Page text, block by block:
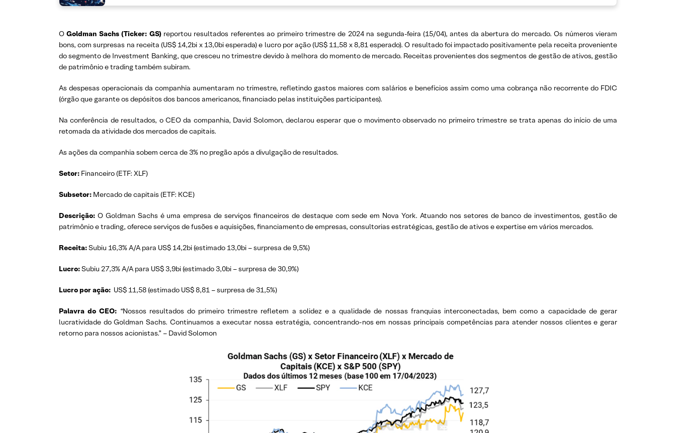
OGoldman Sachs (Ticker: GS)reportou resultados referentes ao primeiro trimestre de 2024 na segunda-feira (15/04), antes da abertura do mercado. Os números vieram
bons, com surpresas na receita (US$ 14,2bi x 13,0bi esperada) e lucro por ação (US$ 11,58 x 8,81 esperado). O resultado foi impactado positivamente pela receita proveniente
do segmento de Investment Banking, que cresceu no trimestre devido à melhora do momento de mercado. Receitas provenientes dos segmentos de gestão de ativos, gestão
de patrimônio e trading também subiram.
As despesas operacionais da companhia aumentaram no trimestre, refletindo gastos maiores com salários e benefícios assim como uma cobrança não recorrente do FDIC
(órgão que garante os depósitos dos bancos americanos, financiado pelas instituições participantes).
Na conferência de resultados, o CEO da companhia, David Solomon, declarou esperar que o movimento observado no primeiro trimestre se trata apenas do início de uma
retomada da atividade dos mercados de capitais.
As ações da companhia sobem cerca de 3% no pregão após a divulgação de resultados.
Setor: Financeiro (ETF: XLF)
Subsetor: Mercado de capitais (ETF: KCE)
Descrição: O Goldman Sachs é uma empresa de serviços financeiros de destaque com sede em Nova York. Atuando nos setores de banco de investimentos, gestão de
patrimônio e trading, oferece serviços de fusões e aquisições, financiamento de empresas, consultorias estratégicas, gestão de ativos e expertise em vários mercados.
Receita:Subiu 16,3% A/A para US$ 14,2bi (estimado 13,0bi – surpresa de 9,5%)
Lucro:Subiu 27,3% A/A para US$ 3,9bi (estimado 3,0bi – surpresa de 30,9%)
Lucro por ação: US$ 11,58 (estimado US$ 8,81 – surpresa de 31,5%)
Palavra do CEO: “Nossos resultados do primeiro trimestre refletem a solidez e a qualidade de nossas franquias interconectadas, bem como a capacidade de gerar
lucratividade do Goldman Sachs. Continuamos a executar nossa estratégia, concentrando-nos em nossas principais competências para atender nossos clientes e gerar
retorno para nossos acionistas.” – David Solomon